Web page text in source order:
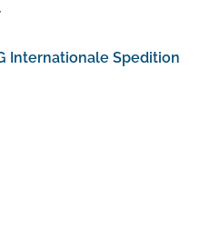
Internationale Spedition